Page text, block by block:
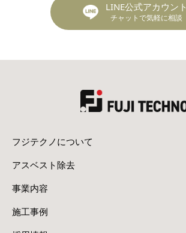
LINE公式アカウント
チャットで気軽に相談
フジテクノについて
アスベスト除去
事業内容
施工事例